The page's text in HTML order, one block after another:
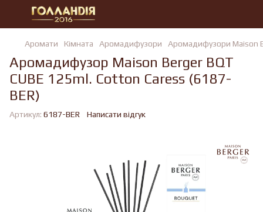
Аромати Кімната Аромадифузори Аромадифузори Maison
Аромадифузор Maison Berger BQT
CUBE 125ml. Cotton Caress (6187-
BER)
Артикул: 6187-BER Написати відгук